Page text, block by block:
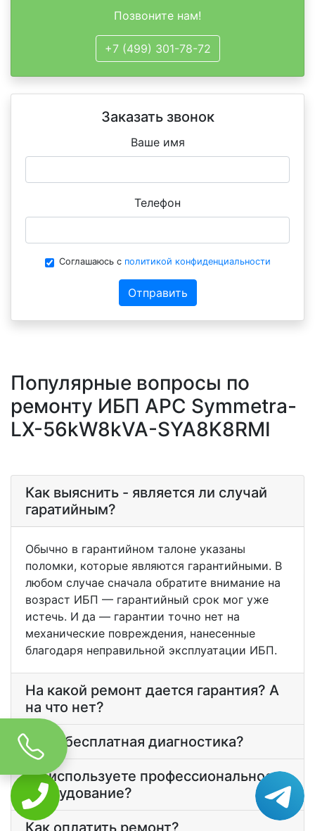
Позвоните нам!
+7 (499) 301-78-72
Заказать звонок
Ваше имя
Телефон
Соглашаюсь с политикой конфиденциальности
Отправить
Популярные вопросы по
ремонту ИБП APC Symmetra-
LX-56kW8kVA-SYA8K8RMI
Как выяснить - является ли случай
гаратийным?
Обычно в гарантийном талоне указаны
поломки, которые являются гарантийными. В
любом случае сначала обратите внимание на
возраст ИБП — гарантийный срок мог уже
истечь. И да — гарантии точно нет на
механические повреждения, нанесенные
благодаря неправильной эксплуатации ИБП.
На какой ремонт дается гарантия? А
на что нет?
У вас бесплатная диагностика?
Вы используете профессиональное
оборудование?